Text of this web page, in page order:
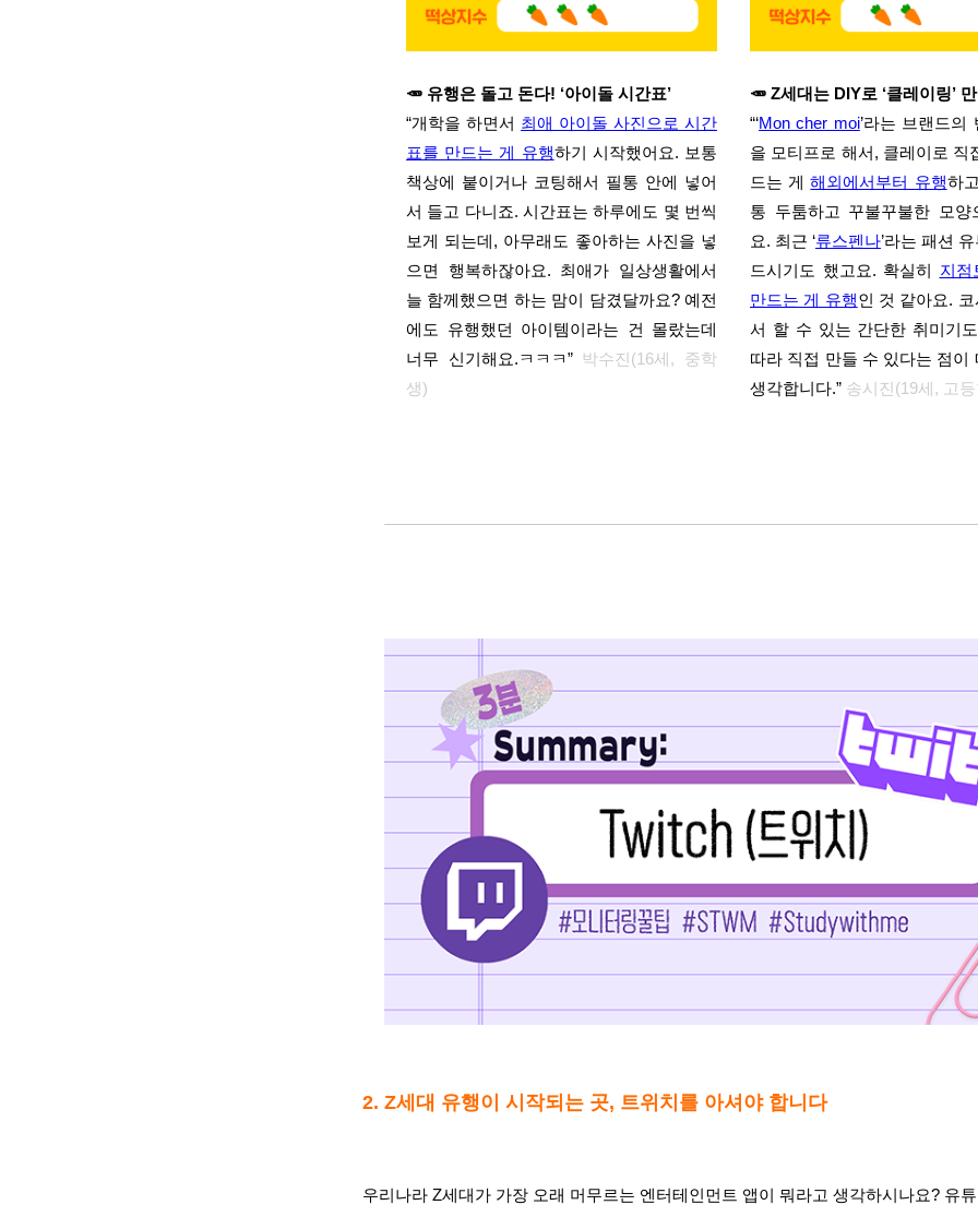
🥕 유행은 돌고 돈다! ‘아이돌 시간표’
“개학을 하면서 최애 아이돌 사진으로 시간
표를 만드는 게 유행하기 시작했어요. 보통
책상에 붙이거나 코팅해서 필통 안에 넣어
서 들고 다니죠. 시간표는 하루에도 몇 번씩
보게 되는데, 아무래도 좋아하는 사진을 넣
으면 행복하잖아요. 최애가 일상생활에서
늘 함께했으면 하는 맘이 담겼달까요? 예전
에도 유행했던 아이템이라는 건 몰랐는데
너무 신기해요.ㅋㅋㅋ” 박수진(16세, 중학
생)
🥕 Z세대는 DIY로 ‘클레이링’
“‘Mon cher moi’라는 브랜드의
을 모티프로 해서, 클레이로 직
드는 게해외에서부터 유행하
통 두툼하고 꾸불꾸불한 모양
요. 최근 ‘류스펜나’라는 패션
드시기도 했고요. 확실히 지점
만드는 게 유행인 것 같아요.
서 할 수 있는 간단한 취미기
따라 직접 만들 수 있다는 점이
생각합니다.” 송시진(19세, 고
2. Z세대 유행이 시작되는 곳, 트위치를 아셔야 합니다
우리나라 Z세대가 가장 오래 머무르는 엔터테인먼트 앱이 뭐라고 생각하시나요? 유